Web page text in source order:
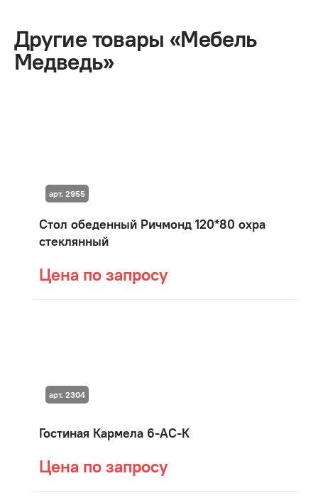
Другие товары «Мебель
Медведь»
Стол обеденный Ричмонд 120*80 охра
стеклянный
Цена по запросу
арт. 2955
Гостиная Кармела 6-АС-К
Цена по запросу
арт. 2304